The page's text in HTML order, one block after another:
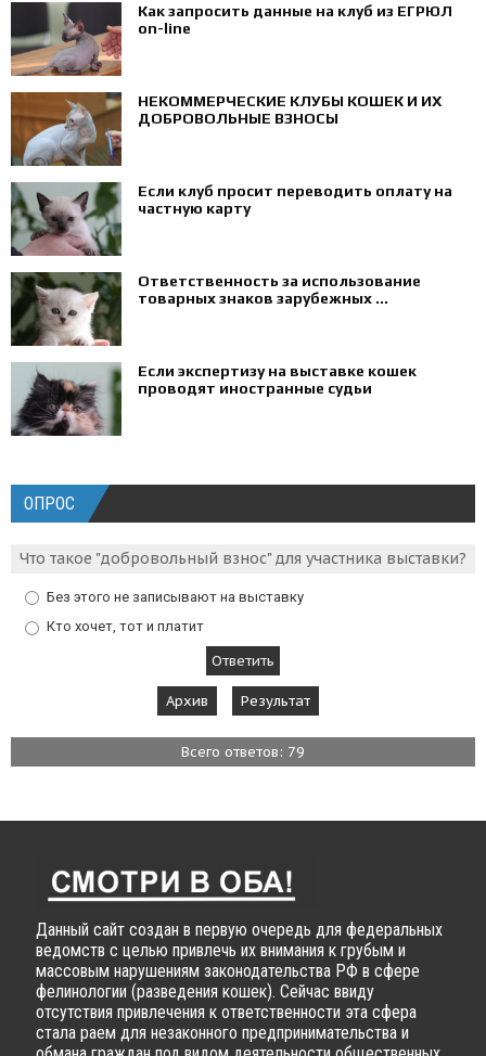
Как запросить данные на клуб из ЕГРЮЛ
on-line
НЕКОММЕРЧЕСКИЕ КЛУБЫ КОШЕК И ИХ
ДОБРОВОЛЬНЫЕ ВЗНОСЫ
Если клуб просит переводить оплату на
частную карту
Ответственность за использование
товарных знаков зарубежных ...
Если экспертизу на выставке кошек
проводят иностранные судьи
ОПРОС
Что такое "добровольный взнос" для участника выставки?
Без этого не записывают на выставку
Кто хочет, тот и платит
Архив Результат
Всего ответов: 79
Данный сайт создан в первую очередь для федеральных
ведомств с целью привлечь их внимания к грубым и
массовым нарушениям законодательства РФ в сфере
фелинологии (разведения кошек). Сейчас ввиду
отсутствия привлечения к ответственности эта сфера
стала раем для незаконного предпринимательства и